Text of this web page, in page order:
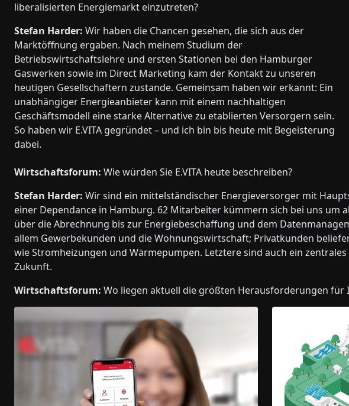
liberalisierten Energiemarkt einzutreten?
Stefan Harder: Wir haben die Chancen gesehen, die sich aus der
Marktöffnung ergaben. Nach meinem Studium der
Betriebswirtschaftslehre und ersten Stationen bei den Hamburger
Gaswerken sowie im Direct Marketing kam der Kontakt zu unseren
heutigen Gesellschaftern zustande. Gemeinsam haben wir erkannt: Ein
unabhängiger Energieanbieter kann mit einem nachhaltigen
Geschäftsmodell eine starke Alternative zu etablierten Versorgern sein.
So haben wir E.VITA gegründet – und ich bin bis heute mit Begeisterung
dabei.
Wirtschaftsforum: Wie würden Sie E.VITA heute beschreiben?
Stefan Harder: Wir sind ein mittelständischer Energieversorger mit
einer Dependance in Hamburg. 62 Mitarbeiter kümmern sich bei uns um
über die Abrechnung bis zur Energiebeschaffung und dem
allem Gewerbekunden und die Wohnungswirtschaft; Privatkunden
wie Stromheizungen und Wärmepumpen. Letztere sind auch ein
Zukunft.
Wirtschaftsforum: Wo liegen aktuell die größten Herausforderungen für